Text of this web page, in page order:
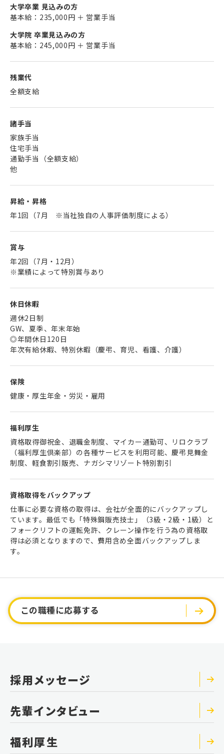
大学卒業 見込みの方
基本給：235,000円 ＋ 営業手当
大学院 卒業見込みの方
基本給：245,000円 ＋ 営業手当
残業代
全額支給
諸手当
家族手当
住宅手当
通勤手当（全額支給）
他
昇給・昇格
年1回（7月 ※当社独自の人事評価制度による）
賞与
年2回（7月・12月）
※業績によって特別賞与あり
休日休暇
週休2日制
GW、夏季、年末年始
◎年間休日120日
年次有給休暇、特別休暇（慶弔、育児、看護、介護）
保険
健康・厚生年金・労災・雇用
福利厚生
資格取得御祝金、退職金制度、マイカー通勤可、リロクラブ
（福利厚生倶楽部）の各種サービスを利用可能、慶弔見舞金
制度、軽食割引販売、ナガシマリゾート特別割引
資格取得をバックアップ
仕事に必要な資格の取得は、会社が全面的にバックアップし
ています。最低でも「特殊鋼販売技士」（3級・2級・1級）と
フォークリフトの運転免許、クレーン操作を行う為の資格取
得は必須となりますので、費用含め全面バックアップしま
す。
この職種に応募する
採用メッセージ
先輩インタビュー
福利厚生